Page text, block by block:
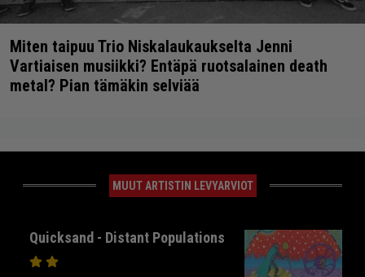
Miten taipuu Trio Niskalaukaukselta Jenni
Vartiaisen musiikki? Entäpä ruotsalainen death
metal? Pian tämäkin selviää
MUUT ARTISTIN LEVYARVIOT
Quicksand - Distant Populations